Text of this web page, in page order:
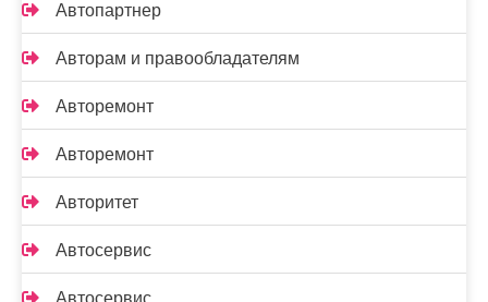
Автопартнер
Авторам и правообладателям
Авторемонт
Авторемонт
Авторитет
Автосервис
Автосервис